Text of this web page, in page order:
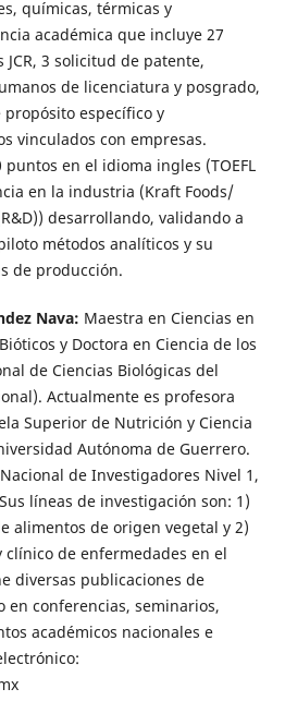
químicas, térmicas y
académica que incluye 27
3 solicitud de patente,
de licenciatura y posgrado,
específico y
vinculados con empresas.
en el idioma ingles (TOEFL
en la industria (Kraft Foods/
desarrollando, validando a
métodos analíticos y su
de producción.
Nava: Maestra en Ciencias en
y Doctora en Ciencia de los
de Ciencias Biológicas del
Actualmente es profesora
Superior de Nutrición y Ciencia
Autónoma de Guerrero.
de Investigadores Nivel 1,
líneas de investigación son: 1)
alimentos de origen vegetal y 2)
de enfermedades en el
diversas publicaciones de
conferencias, seminarios,
académicos nacionales e